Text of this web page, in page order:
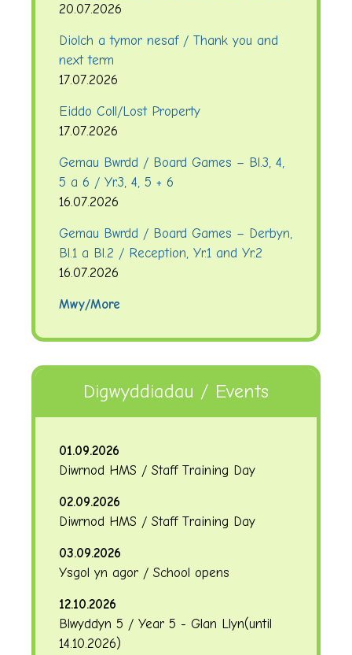
20.07.2026
Diolch a tymor nesaf / Thank you and
next term
17.07.2026
Eiddo Coll/Lost Property
17.07.2026
Gemau Bwrdd / Board Games – Bl.3, 4,
5 a 6 / Yr.3, 4, 5 + 6
16.07.2026
Gemau Bwrdd / Board Games – Derbyn,
Bl.1 a Bl.2 / Reception, Yr.1 and Yr.2
16.07.2026
Mwy/More
Digwyddiadau / Events
01.09.2026
Diwrnod HMS / Staff Training Day
02.09.2026
Diwrnod HMS / Staff Training Day
03.09.2026
Ysgol yn agor / School opens
12.10.2026
Blwyddyn 5 / Year 5 - Glan Llyn(until
14.10.2026)